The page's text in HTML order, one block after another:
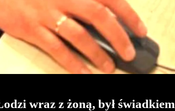
wraz z żoną, był świadkiem